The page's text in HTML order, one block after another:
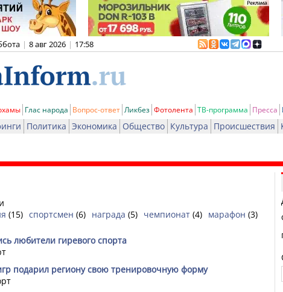
| 8 авг 2026 | 17:58
Глас народа Вопрос-ответ Ликбез Фотолента ТВ-программа Пресса
Политика Экономика Общество Культура Происшествия
(15) спортсмен (6) награда (5) чемпионат (4) марафон (3)
любители гиревого спорта
подарил региону свою тренировочную форму